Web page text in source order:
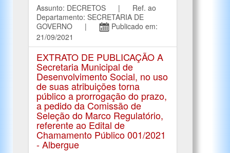
Assunto: DECRETOS | Ref. ao
Departamento: SECRETARIA DE
GOVERNO |
Publicado em:
21/09/2021
EXTRATO DE PUBLICAÇÃO A
Secretaria Municipal de
Desenvolvimento Social, no uso
de suas atribuições torna
público a prorrogação do prazo,
a pedido da Comissão de
Seleção do Marco Regulatório,
referente ao Edital de
Chamamento Público 001/2021
- Albergue